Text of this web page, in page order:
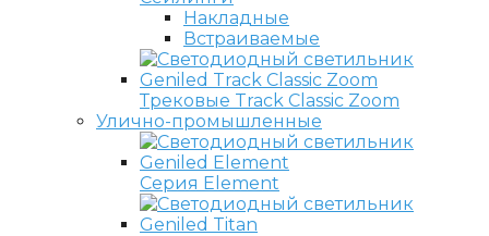
Накладные
Встраиваемые
Трековые Track Classic Zoom
Улично-промышленные
Серия Element